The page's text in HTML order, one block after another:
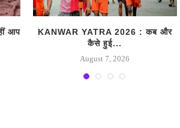
आप
KANWAR YATRA 2026 : कब और
कैसे हुई...
August 7, 2026